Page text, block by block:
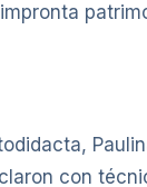
con